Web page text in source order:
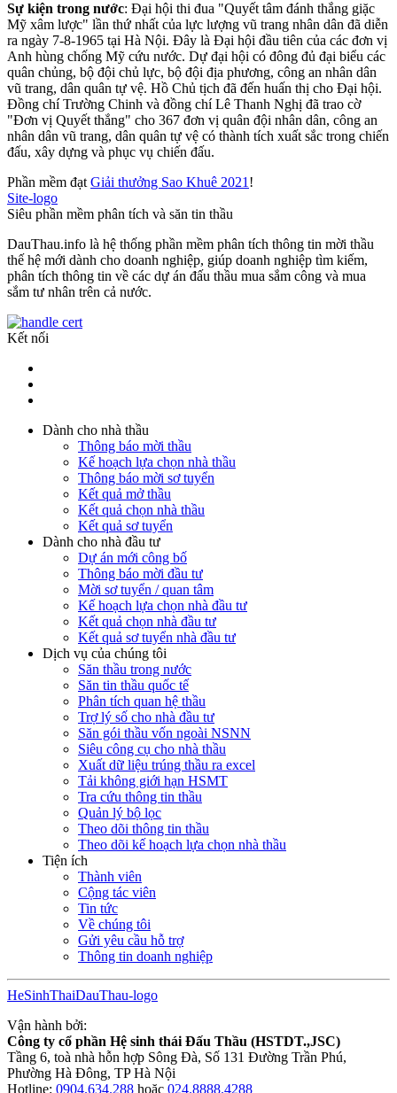
Sự kiện trong nước: Đại hội thi đua "Quyết tâm đánh thắng giặc
Mỹ xâm lược" lần thứ nhất của lực lượng vũ trang nhân dân đã diễn
ra ngày 7-8-1965 tại Hà Nội. Đây là Đại hội đầu tiên của các đơn vị
Anh hùng chống Mỹ cứu nước. Dự đại hội có đông đủ đại biểu các
quân chủng, bộ đội chủ lực, bộ đội địa phương, công an nhân dân
vũ trang, dân quân tự vệ. Hồ Chủ tịch đã đến huấn thị cho Đại hội.
Đồng chí Trường Chinh và đồng chí Lê Thanh Nghị đã trao cờ
"Đơn vị Quyết thắng" cho 367 đơn vị quân đội nhân dân, công an
nhân dân vũ trang, dân quân tự vệ có thành tích xuất sắc trong chiến
đấu, xây dựng và phục vụ chiến đấu.
Phần mềm đạtGiải thưởng Sao Khuê 2021!
Site-logo
Siêu phần mềm phân tích và săn tin thầu
DauThau.info là hệ thống phần mềm phân tích thông tin mời thầu
thế hệ mới dành cho doanh nghiệp, giúp doanh nghiệp tìm kiếm,
phân tích thông tin về các dự án đấu thầu mua sắm công và mua
sắm tư nhân trên cả nước.
Kết nối
Dành cho nhà thầu
Thông báo mời thầu
Kế hoạch lựa chọn nhà thầu
Thông báo mời sơ tuyển
Kết quả mở thầu
Kết quả chọn nhà thầu
Kết quả sơ tuyển
Dành cho nhà đầu tư
Dự án mới công bố
Thông báo mời đầu tư
Mời sơ tuyển / quan tâm
Kế hoạch lựa chọn nhà đầu tư
Kết quả chọn nhà đầu tư
Kết quả sơ tuyển nhà đầu tư
Dịch vụ của chúng tôi
Săn thầu trong nước
Săn tin thầu quốc tế
Phân tích quan hệ thầu
Trợ lý số cho nhà đầu tư
Săn gói thầu vốn ngoài NSNN
Siêu công cụ cho nhà thầu
Xuất dữ liệu trúng thầu ra excel
Tải không giới hạn HSMT
Tra cứu thông tin thầu
Quản lý bộ lọc
Theo dõi thông tin thầu
Theo dõi kế hoạch lựa chọn nhà thầu
Tiện ích
Thành viên
Cộng tác viên
Tin tức
Về chúng tôi
Gửi yêu cầu hỗ trợ
Thông tin doanh nghiệp
HeSinhThaiDauThau-logo
Vận hành bởi:
Công ty cổ phần Hệ sinh thái Đấu Thầu (HSTDT.,JSC)
Tầng 6, toà nhà hỗn hợp Sông Đà, Số 131 Đường Trần Phú,
Phường Hà Đông, TP Hà Nội
Hotline: 0904.634.288 hoặc 024.8888.4288